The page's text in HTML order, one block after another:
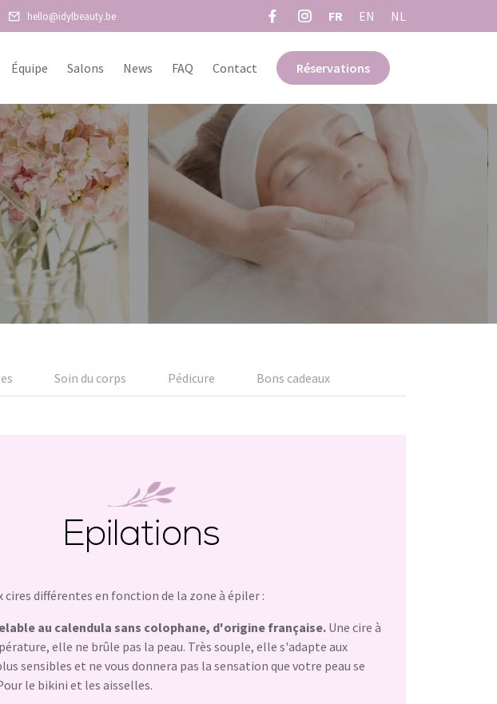
hello@idylbeauty.be FR EN NL
Équipe Salons News FAQ Contact Réservations
Soin du corps Pédicure Bons cadeaux
Epilations
cires différentes en fonction de la zone à épiler :
au calendula sans colophane, d'origine française. Une cire à
elle ne brûle pas la peau. Très souple, elle s'adapte aux
sensibles et ne vous donnera pas la sensation que votre peau se
le bikini et les aisselles.